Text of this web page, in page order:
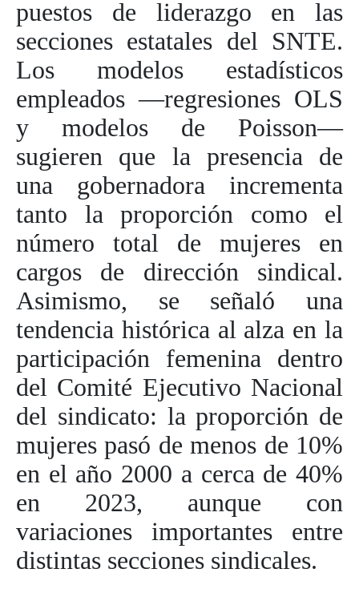
puestos de liderazgo en las
secciones estatales del SNTE.
Los modelos estadísticos
empleados —regresiones OLS
y modelos de Poisson—
sugieren que la presencia de
una gobernadora incrementa
tanto la proporción como el
número total de mujeres en
cargos de dirección sindical.
Asimismo, se señaló una
tendencia histórica al alza en la
participación femenina dentro
del Comité Ejecutivo Nacional
del sindicato: la proporción de
mujeres pasó de menos de 10%
en el año 2000 a cerca de 40%
en 2023, aunque con
variaciones importantes entre
distintas secciones sindicales.